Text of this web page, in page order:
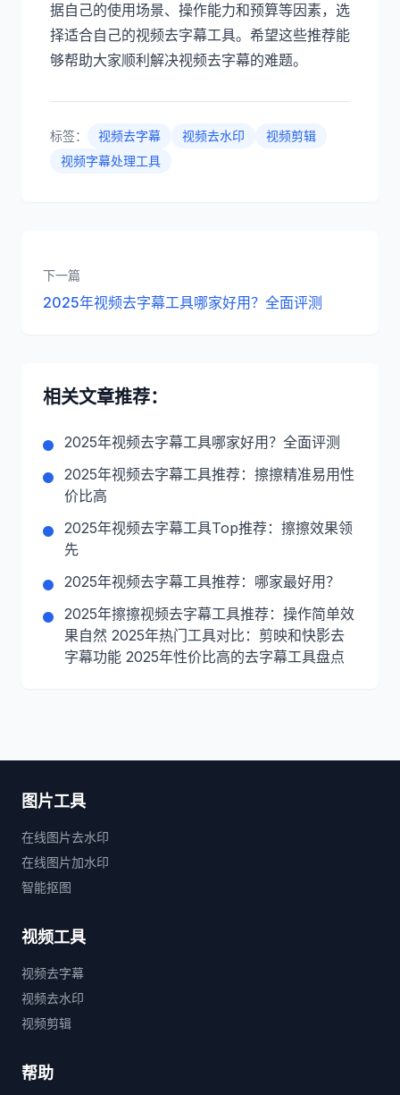
据自己的使用场景、操作能力和预算等因素，选
择适合自己的视频去字幕工具。希望这些推荐能
够帮助大家顺利解决视频去字幕的难题。
标签： 视频去字幕 视频去水印
视频剪辑
视频字幕处理工具
下一篇
2025年视频去字幕工具哪家好用？全面评测
相关文章推荐：
2025年视频去字幕工具哪家好用？全面评测
2025年视频去字幕工具推荐：擦擦精准易用性
价比高
2025年视频去字幕工具Top推荐：擦擦效果领
先
2025年视频去字幕工具推荐：哪家最好用？
2025年擦擦视频去字幕工具推荐：操作简单效
果自然 2025年热门工具对比：剪映和快影去
字幕功能 2025年性价比高的去字幕工具盘点
图片工具
在线图片去水印
在线图片加水印
智能抠图
视频工具
视频去字幕
视频去水印
视频剪辑
帮助